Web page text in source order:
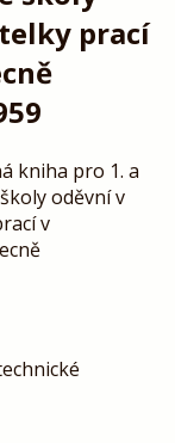
prací
kniha pro 1. a
oděvní v
v